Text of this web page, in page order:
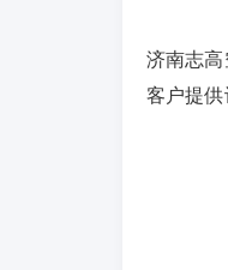
济南志
客户提供